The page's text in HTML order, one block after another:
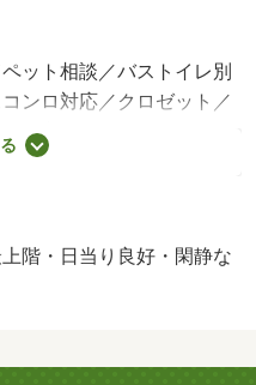
ット相談／バストイレ別
ンロ対応／クロゼット／
り良好／シューズボック
便座／２口コンロ／駐輪
人入居相談／全居室フロ
以上利用可／３沿線以上
上／プロパンガス／敷
津高店（コンビニ）まで
階・日当り良好・閑静な